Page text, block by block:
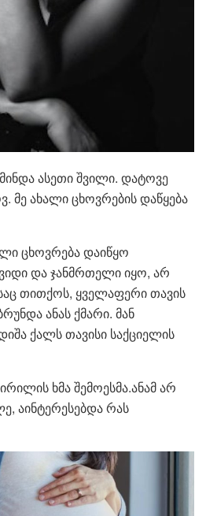
ასეთი შვილი. დატოვე
მე ახალი ცხოვრების დაწყება
ცხოვრება დაიწყო
და ჯანმრთელი იყო, არ
თითქოს, ყველაფერი თავის
ანას ქმარი. მან
ქალს თავისი საქციელის
ხმა შემოესმა.ანამ არ
აინტერესებდა რას